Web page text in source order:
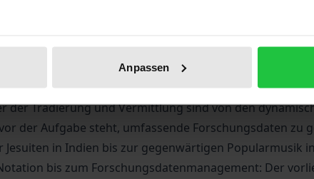
Anpassen
substanziell auf Menschen und ihre Kulturen. Sie
beschleunigt, die in nahezu allen Bereichen
Tradierung und Vermittlung sind von den
der Aufgabe steht, umfassende Forschungsdaten
in Indien bis zur gegenwärtigen Popularmusik
bis zum Forschungsdatenmanagement: Der